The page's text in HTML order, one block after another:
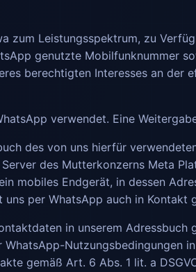
zum Leistungsspektrum, zu
genutzte Mobilfunknummer
berechtigten Interesses an der
verwendet. Eine
des von uns hierfür
des Mutterkonzerns Meta
mobiles Endgerät, in dessen
per WhatsApp auch in Kontakt
in unserem Adressbuch
Nutzungsbedingungen
gemäß Art. 6 Abs. 1 lit. a